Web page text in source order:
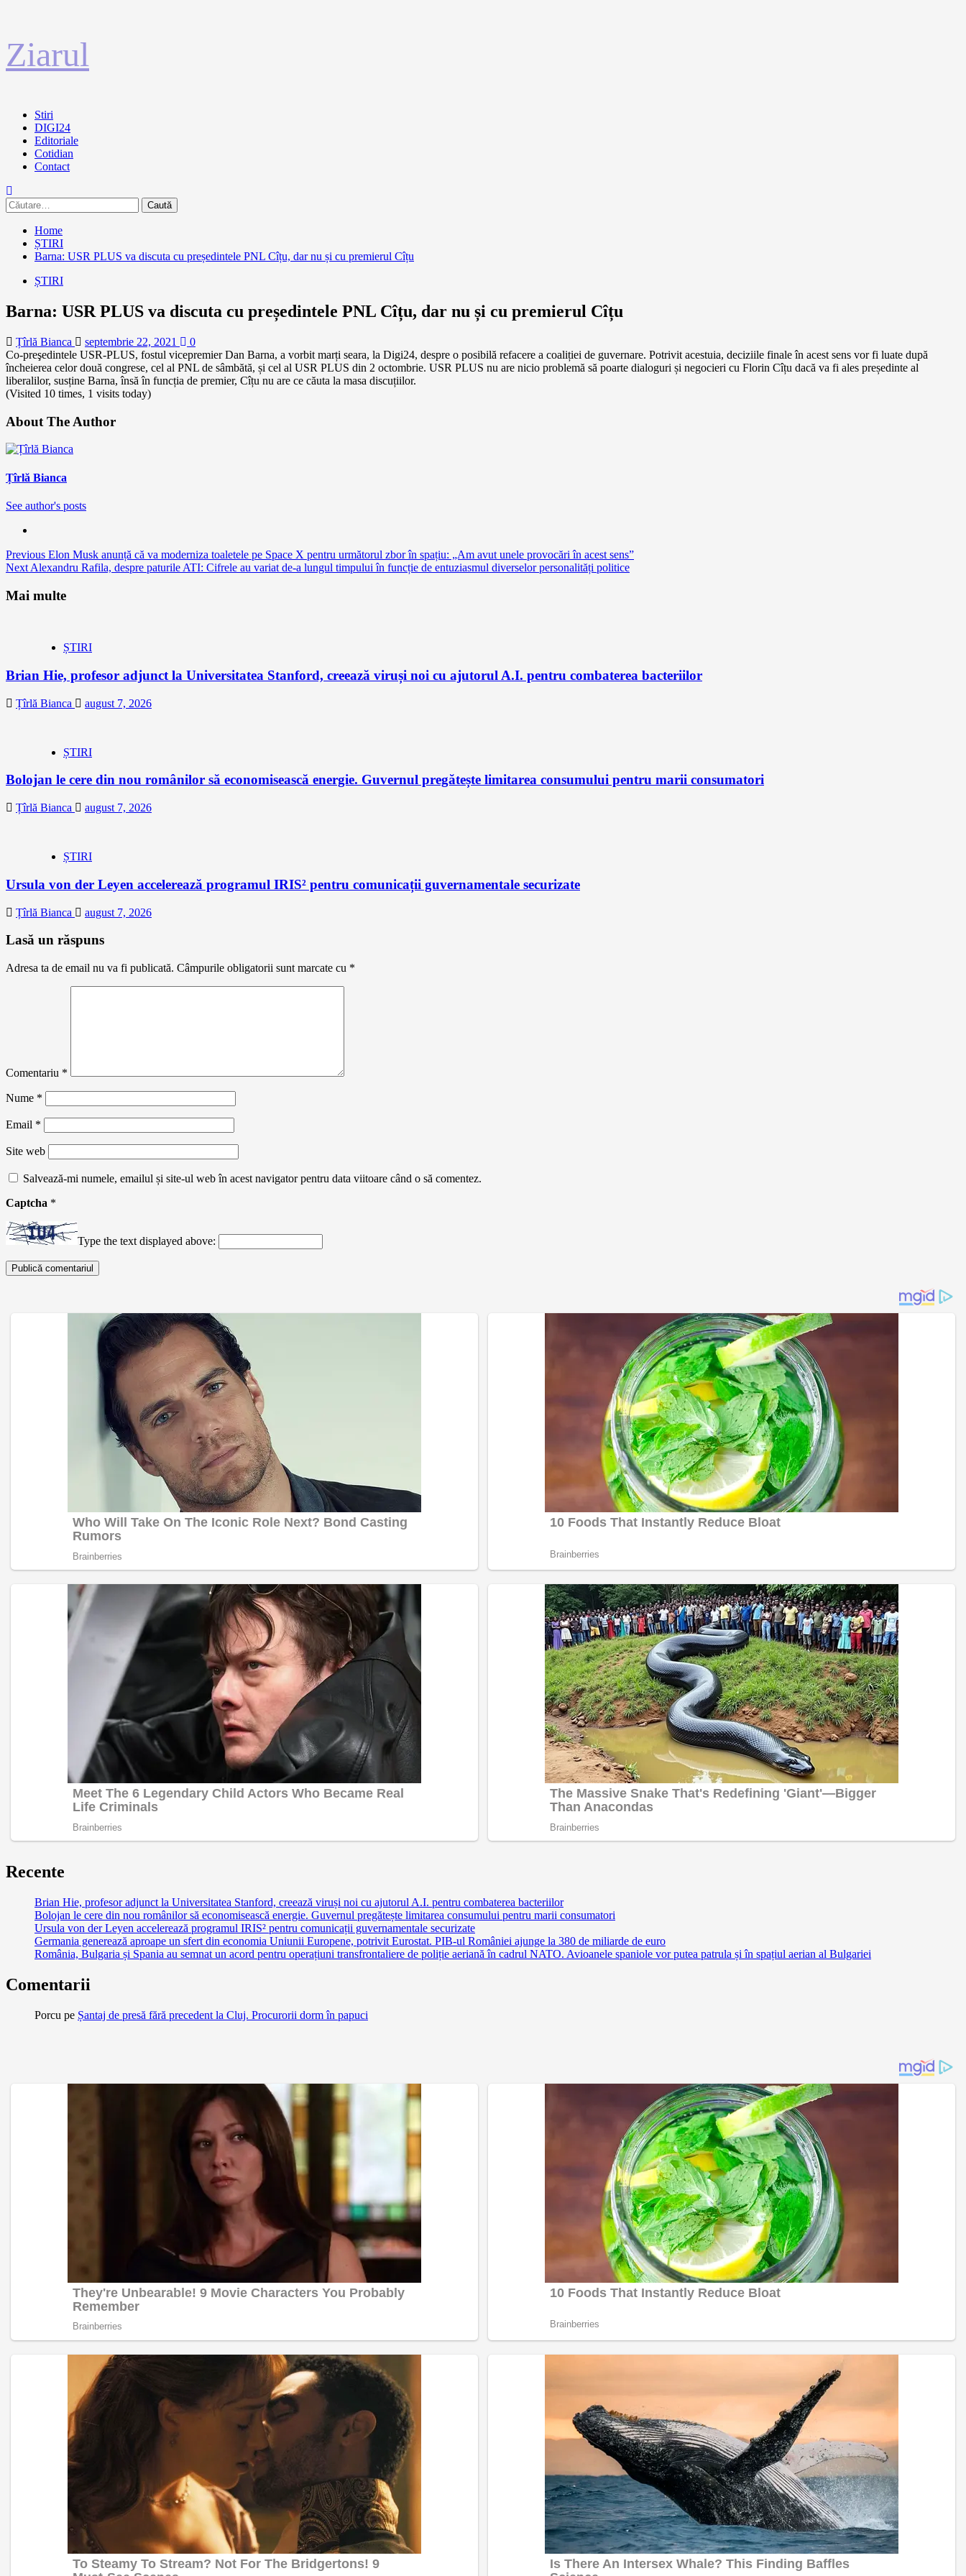
la
conținut
Ziarul
Primary
Menu
Stiri
DIGI24
Editoriale
Cotidian
Contact
Caută
după:
Home
ȘTIRI
Barna: USR PLUS va discuta cu președintele PNL Cîțu, dar nu și cu premierul Cîțu
ȘTIRI
Barna: USR PLUS va discuta cu președintele PNL Cîțu, dar nu și cu premierul Cîțu
Țîrlă Bianca septembrie 22, 2021
0
Co-preşedintele USR-PLUS, fostul vicepremier Dan Barna, a vorbit marți seara, la Digi24, despre o posibilă refacere a coaliției de guvernare. Potrivit acestuia, deciziile finale în acest sens vor fi luate după
încheierea celor două congrese, cel al PNL de sâmbătă, și cel al USR PLUS din 2 octombrie. USR PLUS nu are nicio problemă să poarte dialoguri și negocieri cu Florin Cîțu dacă va fi ales președinte al
liberalilor, susține Barna, însă în funcția de premier, Cîțu nu are ce căuta la masa discuțiilor.
(Visited 10 times, 1 visits today)
About The Author
Țîrlă Bianca
See author's posts
Continue
Reading
Previous Elon Musk anunță că va moderniza toaletele pe Space X pentru următorul zbor în spațiu: „Am avut unele provocări în acest sens”
Next Alexandru Rafila, despre paturile ATI: Cifrele au variat de-a lungul timpului în funcție de entuziasmul diverselor personalități politice
Mai multe
ȘTIRI
Brian Hie, profesor adjunct la Universitatea Stanford, creează viruși noi cu ajutorul A.I. pentru combaterea bacteriilor
Țîrlă Bianca august 7, 2026
ȘTIRI
Bolojan le cere din nou românilor să economisească energie. Guvernul pregătește limitarea consumului pentru marii consumatori
Țîrlă Bianca august 7, 2026
ȘTIRI
Ursula von der Leyen accelerează programul IRIS² pentru comunicații guvernamentale securizate
Țîrlă Bianca august 7, 2026
Lasă un răspuns
Adresa ta de email nu va fi publicată. Câmpurile obligatorii sunt marcate cu *
Comentariu *
Nume *
Email *
Site web
Salvează-mi numele, emailul și site-ul web în acest navigator pentru data viitoare când o să comentez.
Captcha *
Type the text displayed above:
Recente
Brian Hie, profesor adjunct la Universitatea Stanford, creează viruși noi cu ajutorul A.I. pentru combaterea bacteriilor
Bolojan le cere din nou românilor să economisească energie. Guvernul pregătește limitarea consumului pentru marii consumatori
Ursula von der Leyen accelerează programul IRIS² pentru comunicații guvernamentale securizate
Germania generează aproape un sfert din economia Uniunii Europene, potrivit Eurostat. PIB-ul României ajunge la 380 de miliarde de euro
România, Bulgaria și Spania au semnat un acord pentru operațiuni transfrontaliere de poliție aeriană în cadrul NATO. Avioanele spaniole vor putea patrula și în spațiul aerian al Bulgariei
Comentarii
Porcu pe Șantaj de presă fără precedent la Cluj. Procurorii dorm în papuci